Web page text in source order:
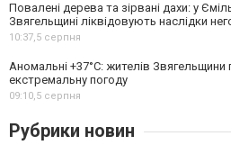
Повалені дерева та зірвані дахи: у
Звягельщині ліквідовують наслідки
10:37,5 серпня
Аномальні +37°C: жителів
екстремальну погоду
09:10,5 серпня
Рубрики новин